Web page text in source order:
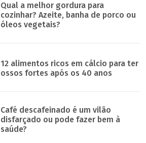
Qual a melhor gordura para
cozinhar? Azeite, banha de porco ou
óleos vegetais?
12 alimentos ricos em cálcio para ter
ossos fortes após os 40 anos
Café descafeinado é um vilão
disfarçado ou pode fazer bem à
saúde?